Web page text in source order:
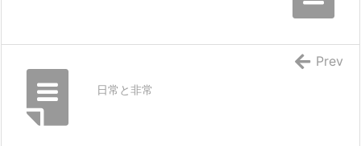
日常と非常
Prev